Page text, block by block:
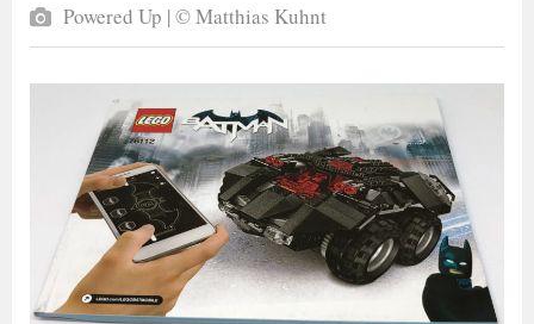
Powered Up | © Matthias Kuhnt